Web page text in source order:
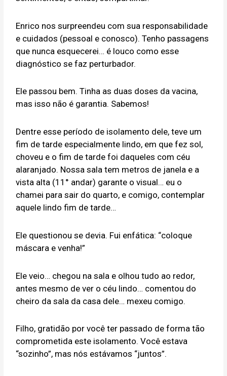
Enrico nos surpreendeu com sua responsabilidade
e cuidados (pessoal e conosco). Tenho passagens
que nunca esquecerei… é louco como esse
diagnóstico se faz perturbador.
Ele passou bem. Tinha as duas doses da vacina,
mas isso não é garantia. Sabemos!
Dentre esse período de isolamento dele, teve um
fim de tarde especialmente lindo, em que fez sol,
choveu e o fim de tarde foi daqueles com céu
alaranjado. Nossa sala tem metros de janela e a
vista alta (11° andar) garante o visual… eu o
chamei para sair do quarto, e comigo, contemplar
aquele lindo fim de tarde…
Ele questionou se devia. Fui enfática: “coloque
máscara e venha!”
Ele veio… chegou na sala e olhou tudo ao redor,
antes mesmo de ver o céu lindo… comentou do
cheiro da sala da casa dele… mexeu comigo.
Filho, gratidão por você ter passado de forma tão
comprometida este isolamento. Você estava
“sozinho”, mas nós estávamos “juntos”.